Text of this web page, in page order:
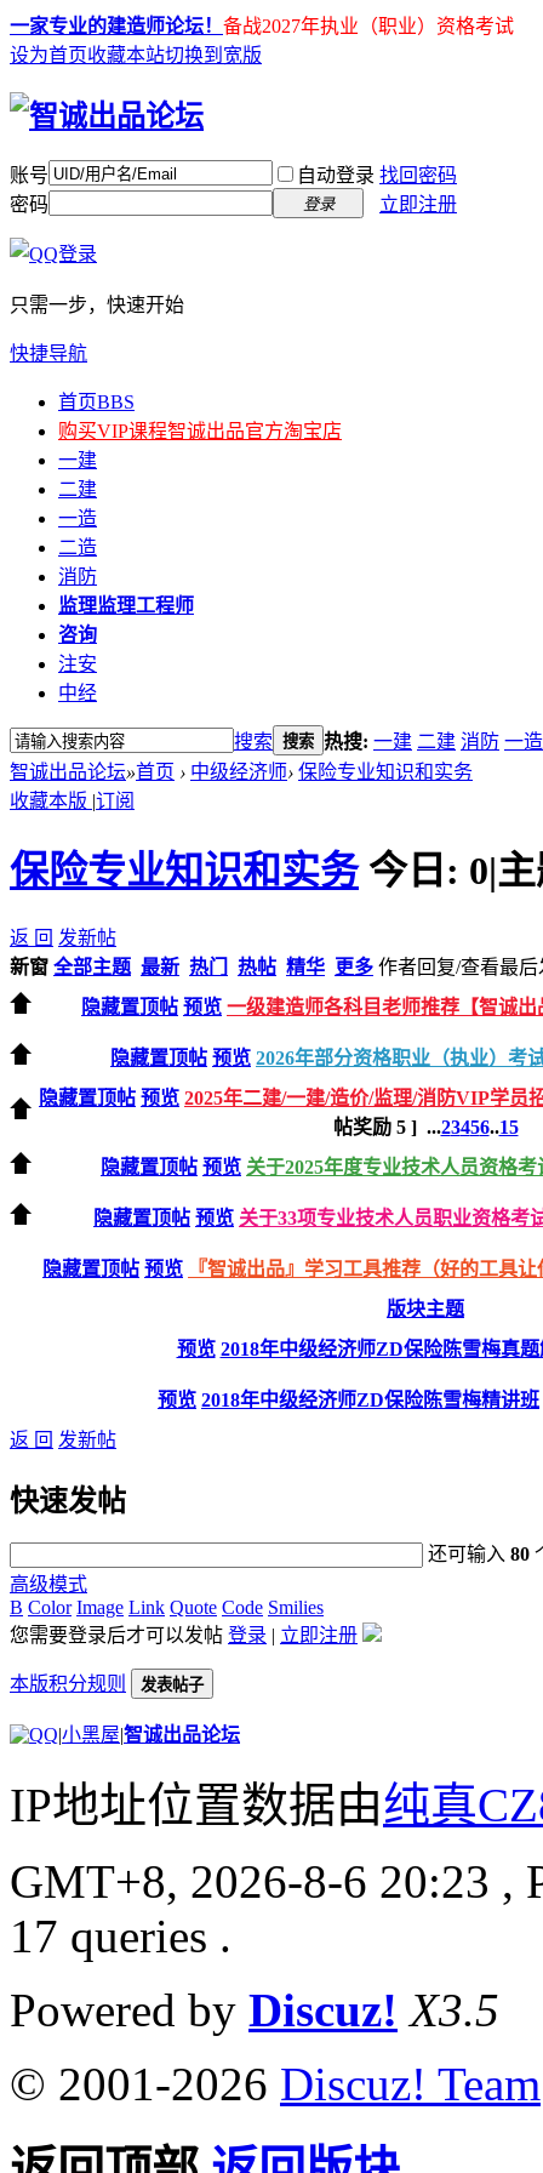
一家专业的建造师论坛！ 备战2027年执业（职业）资格考试
设为首页收藏本站切换到宽版
账号 自动登录 找回密码
密码
登录 立即注册
只需一步，快速开始
快捷导航
首页BBS
购买VIP课程智诚出品官方淘宝店
一建
二建
一造
二造
消防
监理监理工程师
咨询
注安
中经
搜索 搜索 热搜: 一建 二建 消防 一造
智诚出品论坛»首页 › 中级经济师› 保险专业知识和实务
收藏本版 |订阅
保险专业知识和实务 今日: 0|
返 回 发新帖
新窗 全部主题 最新 热门 热帖 精华 更多 作者回复/查看最后
隐藏置顶帖 预览 一级建造师各科目老师推荐【智诚出
隐藏置顶帖 预览 2026年部分资格职业（执业）考
隐藏置顶帖 预览 2025年二建/一建/造价/监理/消防VIP学员
帖奖励 5] ...23456..15
隐藏置顶帖 预览 关于2025年度专业技术人员资格
隐藏置顶帖 预览 关于33项专业技术人员职业资格考
隐藏置顶帖 预览
『智诚出品』学习工具推荐（好的工具
版块主题
预览 2018年中级经济师ZD保险陈雪梅真题
预览 2018年中级经济师ZD保险陈雪梅精讲班
返 回 发新帖
快速发帖
还可输入80
高级模式
B Color Image Link Quote Code Smilies
您需要登录后才可以发帖 登录 | 立即注册
本版积分规则 发表帖子
|小黑屋|智诚出品论坛
IP地址位置数据由纯真
GMT+8, 2026-8-6 20:23 ,
17 queries .
Powered by Discuz! X3.5
© 2001-2026 Discuz! Team